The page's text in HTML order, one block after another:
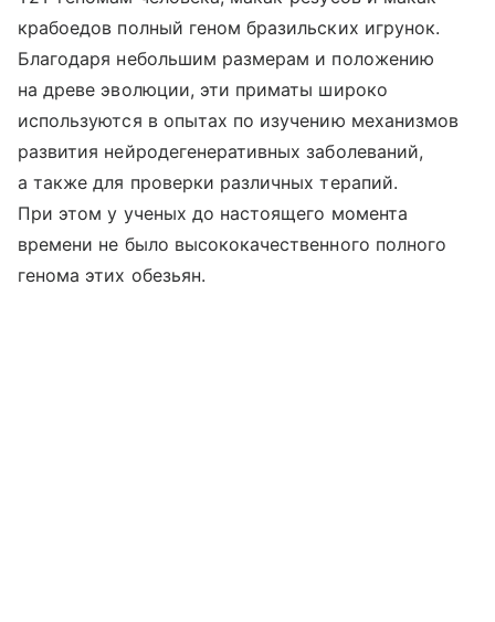
крабоедов полный геном бразильских игрунок.
Благодаря небольшим размерам и положению
на древе эволюции, эти приматы широко
используются в опытах по изучению механизмов
развития нейродегенеративных заболеваний,
а также для проверки различных терапий.
При этом у ученых до настоящего момента
времени не было высококачественного полного
генома этих обезьян.